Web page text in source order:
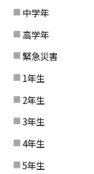
中学年
高学年
緊急災害
1年生
2年生
3年生
4年生
5年生